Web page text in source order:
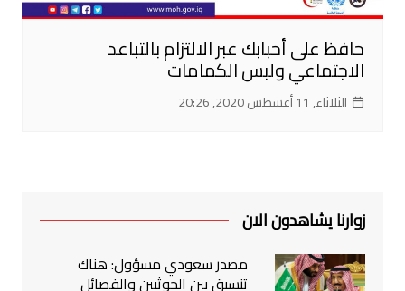
حافظ على أحبابك عبر الالتزام بالتباعد
الاجتماعي ولبس الكمامات
الثلاثاء, 11 أغسطس 2020, 20:26
زوارنا يشاهدون الان
مصدر سعودي مسؤول: هناك
تنسيق بين الحوثيين والفصائل